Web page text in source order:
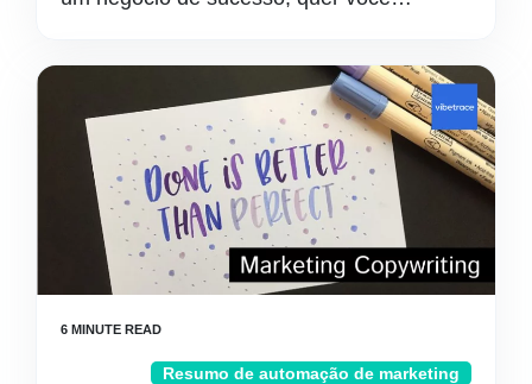
Resumo de automação de marketing